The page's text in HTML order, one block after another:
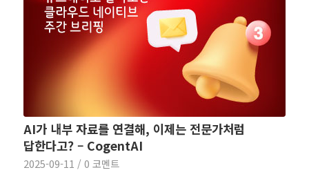
AI가 내부 자료를 연결해, 이제는 전문가처럼
답한다고? – CogentAI
2025-09-11 / 0 코멘트